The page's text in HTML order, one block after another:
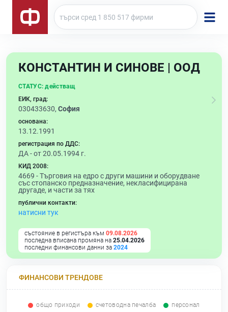
КОНСТАНТИН И СИНОВЕ | ООД
СТАТУС: действащ
ЕИК, град:
030433630, София
основана:
13.12.1991
регистрация по ДДС:
ДА - от 20.05.1994 г.
КИД 2008:
4669 -Търговия на едро с други машини и оборудване
със стопанско предназначение, некласифицирана
другаде, и части за тях
публични контакти:
натисни тук
състояние в регистъра към 09.08.2026
последна вписана промяна на 25.04.2026
последни финансови данни за 2024
ФИНАНСОВИ ТРЕНДОВЕ
общо приходи счетоводна печалба персонал